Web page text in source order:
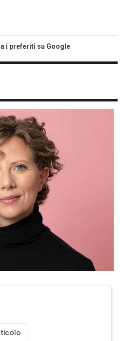
i preferiti su Google